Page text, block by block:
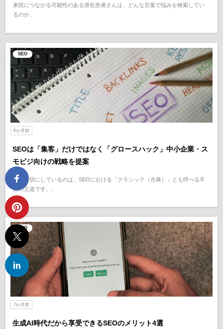
来院につながる可能性のある潜在患者さんは、どんな言葉で悩みを検索してい
るのか..
SEO
6か月前
SEOは「集客」だけではなく「グロースハック」中小企業・ス
モビジ向けの戦略を提案
私が大切にしているのは、SEOにおける「クラシック（古典）」とも呼べる不
変の王道です。..
SEO
7か月前
生成AI時代だから享受できるSEOのメリット4選